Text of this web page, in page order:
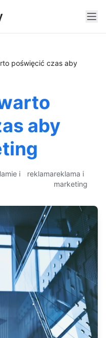
poświęcić czas aby
aby
i
reklamareklama i
marketing